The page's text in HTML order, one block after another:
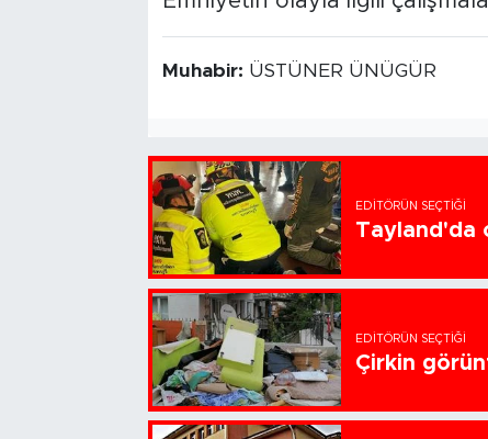
Muhabir: ÜSTÜNER ÜNÜGÜR
EDITÖRÜN SEÇTIĞI
Tayland'da
EDITÖRÜN SEÇTIĞI
Çirkin